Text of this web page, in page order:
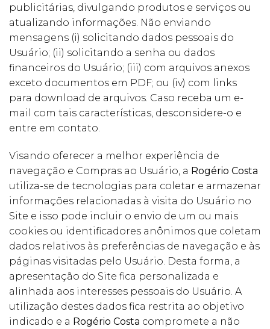
publicitárias, divulgando produtos e serviços ou
atualizando informações. Não enviando
mensagens (i) solicitando dados pessoais do
Usuário; (ii) solicitando a senha ou dados
financeiros do Usuário; (iii) com arquivos anexos
exceto documentos em PDF; ou (iv) com links
para download de arquivos. Caso receba um e-
mail com tais características, desconsidere-o e
entre em contato.
Visando oferecer a melhor experiência de
navegação e Compras ao Usuário, a Rogério Costa
utiliza-se de tecnologias para coletar e armazenar
informações relacionadas à visita do Usuário no
Site e isso pode incluir o envio de um ou mais
cookies ou identificadores anônimos que coletam
dados relativos às preferências de navegação e às
páginas visitadas pelo Usuário. Desta forma, a
apresentação do Site fica personalizada e
alinhada aos interesses pessoais do Usuário. A
utilização destes dados fica restrita ao objetivo
indicado e a Rogério Costa compromete a não